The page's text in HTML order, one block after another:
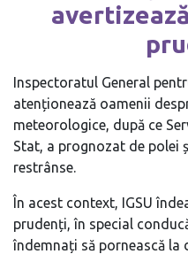
Inspectoratul General
atenționează oamenii
meteorologice, după ce
Stat, a prognozat de polei
restrânse.
În acest context, IGSU
prudenți, în special
îndemnați să pornească la